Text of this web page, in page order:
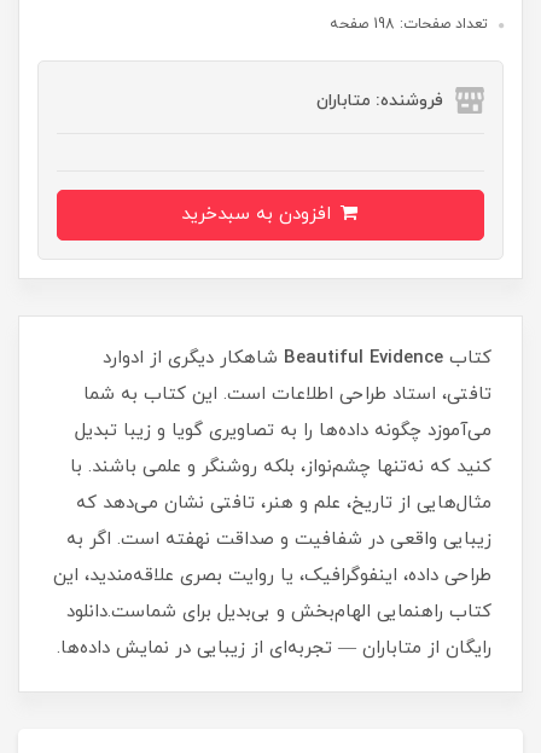
تعداد صفحات: 198 صفحه
فروشنده: متاباران
کتاب Beautiful Evidence
شاهکار دیگری از ادوارد
تافتی، استاد طراحی اطلاعات است. این کتاب به شما
می‌آموزد چگونه داده‌ها را به تصاویری گویا و زیبا تبدیل
کنید که نه‌تنها چشم‌نواز، بلکه روشنگر و علمی باشند. با
مثال‌هایی از تاریخ، علم و هنر، تافتی نشان می‌دهد که
زیبایی واقعی در شفافیت و صداقت نهفته است. اگر به
طراحی داده، اینفوگرافیک، یا روایت بصری علاقه‌مندید، این
کتاب راهنمایی الهام‌بخش و بی‌بدیل برای شماست.دانلود
رایگان از متاباران — تجربه‌ای از زیبایی در نمایش داده‌ها.